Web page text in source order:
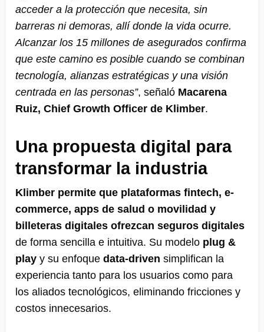
acceder a la protección que necesita, sin
barreras ni demoras, allí donde la vida ocurre.
Alcanzar los 15 millones de asegurados confirma
que este camino es posible cuando se combinan
tecnología, alianzas estratégicas y una visión
centrada en las personas”, señaló Macarena
Ruiz, Chief Growth Officer de Klimber.
Una propuesta digital para
transformar la industria
Klimber permite que plataformas fintech, e-
commerce, apps de salud o movilidad y
billeteras digitales ofrezcan seguros digitales
de forma sencilla e intuitiva. Su modelo plug &
play y su enfoque data-driven simplifican la
experiencia tanto para los usuarios como para
los aliados tecnológicos, eliminando fricciones y
costos innecesarios.